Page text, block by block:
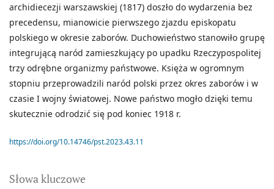
Słowa kluczowe
archidiecezji warszawskiej (1817) doszło do wydarzenia bez
precedensu, mianowicie pierwszego zjazdu episkopatu
polskiego w okresie zaborów. Duchowieństwo stanowiło grupę
integrującą naród zamieszkujący po upadku Rzeczypospolitej
trzy odrębne organizmy państwowe. Księża w ogromnym
stopniu przeprowadzili naród polski przez okres zaborów i w
czasie I wojny światowej. Nowe państwo mogło dzięki temu
skutecznie odrodzić się pod koniec 1918 r.
https://doi.org/10.14746/pst.2023.43.11